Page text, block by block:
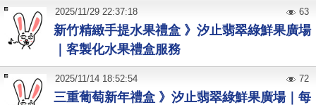
新竹精緻手提水果禮盒 》汐止翡翠綠鮮果廣場
｜客製化水果禮盒服務
2025/11/29 22:37:18 63
三重葡萄新年禮盒 》汐止翡翠綠鮮果廣場｜每
2025/11/14 18:52:54 72